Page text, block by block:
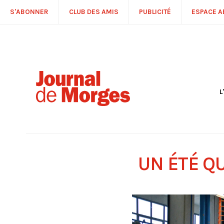
S'ABONNER CLUB DES AMIS PUBLICITÉ ESPACE
UN ÉTÉ